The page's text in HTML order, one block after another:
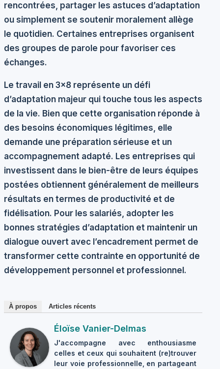
rencontrées, partager les astuces d’adaptation
ou simplement se soutenir moralement allège
le quotidien. Certaines entreprises organisent
des groupes de parole pour favoriser ces
échanges.
Le travail en 3×8 représente un défi
d’adaptation majeur qui touche tous les aspects
de la vie. Bien que cette organisation réponde à
des besoins économiques légitimes, elle
demande une préparation sérieuse et un
accompagnement adapté. Les entreprises qui
investissent dans le bien-être de leurs équipes
postées obtiennent généralement de meilleurs
résultats en termes de productivité et de
fidélisation. Pour les salariés, adopter les
bonnes stratégies d’adaptation et maintenir un
dialogue ouvert avec l’encadrement permet de
transformer cette contrainte en opportunité de
développement personnel et professionnel.
À propos Articles récents
Éloïse Vanier-Delmas
J'accompagne avec enthousiasme
celles et ceux qui souhaitent (re)trouver
leur voie professionnelle, en partageant